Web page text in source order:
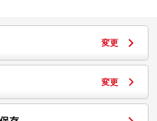
変更
変更